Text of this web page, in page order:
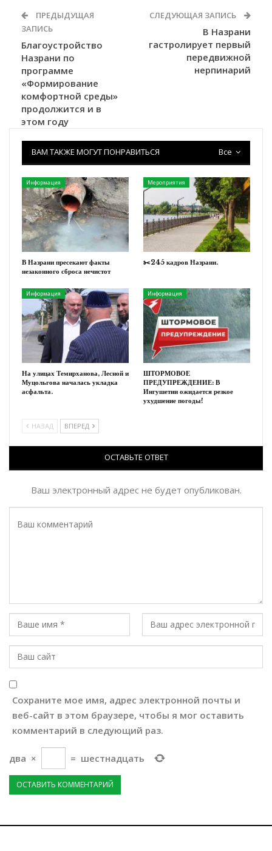
ПРЕДЫДУЩАЯ
ЗАПИСЬ
Благоустройство
Назрани по
программе
«Формирование
комфортной среды»
продолжится и в
этом году
СЛЕДУЮЩАЯ ЗАПИСЬ
В Назрани
гастролирует первый
передвижной
нерпинарий
Все
ВАМ ТАКЖЕ МОГУТ ПОНРАВИТЬСЯ
Информация
В Назрани пресекают факты
незаконного сброса нечистот
Мероприятия
✂️245 кадров Назрани.
Информация
На улицах Темирханова, Лесной и
Муцольгова началась укладка
асфальта.
Информация
ШТОРМОВОЕ
ПРЕДУПРЕЖДЕНИЕ: В
Ингушетии ожидается резкое
ухудшение погоды!
НАЗАД ВПЕРЕД
ОСТАВЬТЕ ОТВЕТ
Ваш электронный адрес не будет опубликован.
Сохраните мое имя, адрес электронной почты и
веб-сайт в этом браузере, чтобы я мог оставить
комментарий в следующий раз.
два × = шестнадцать